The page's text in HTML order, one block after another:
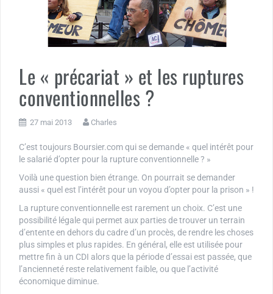
Le « précariat » et les ruptures
conventionnelles ?
27 mai 2013 Charles
C’est toujours Boursier.com qui se demande « quel intérêt pour
le salarié d’opter pour la rupture conventionnelle ? »
Voilà une question bien étrange. On pourrait se demander
aussi « quel est l’intérêt pour un voyou d’opter pour la prison » !
La rupture conventionnelle est rarement un choix. C’est une
possibilité légale qui permet aux parties de trouver un terrain
d’entente en dehors du cadre d’un procès, de rendre les choses
plus simples et plus rapides. En général, elle est utilisée pour
mettre fin à un CDI alors que la période d’essai est passée, que
l’ancienneté reste relativement faible, ou que l’activité
économique diminue.